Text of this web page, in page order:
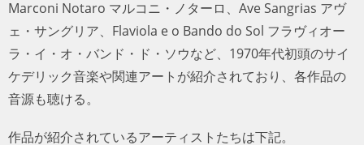
Marconi Notaro マルコニ・ノターロ、Ave Sangrias アヴ
ェ・サングリア、Flaviola e o Bando do Sol フラヴィオー
ラ・イ・オ・バンド・ド・ソウなど、1970年代初頭のサイ
ケデリック音楽や関連アートが紹介されており、各作品の
音源も聴ける。
作品が紹介されているアーティストたちは下記。